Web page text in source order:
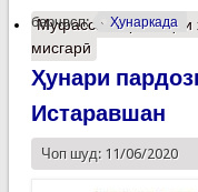
барчасп: Ҳунаркада
Муфассалтаро Эҳёи
мисгарӣ
Ҳунари
Истаравшан
Чоп шуд: 11/06/2020